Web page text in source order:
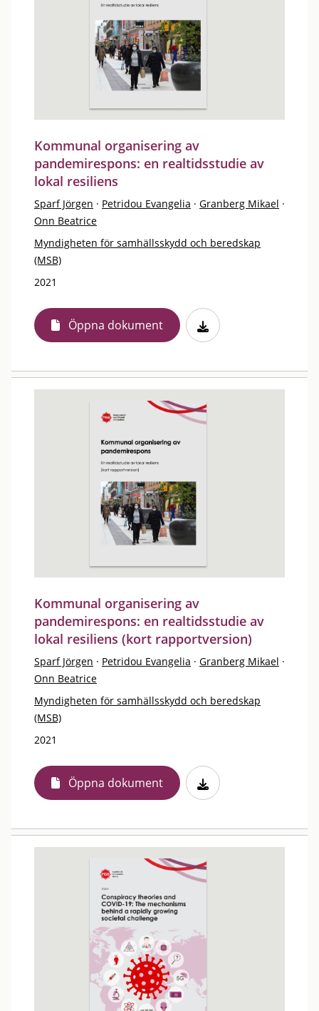
Kommunal organisering av
pandemirespons: en realtidsstudie av
lokal resiliens
Sparf Jörgen · Petridou Evangelia · Granberg Mikael ·
Onn Beatrice
Myndigheten för samhällsskydd och beredskap
(MSB)
2021
Öppna dokument
Kommunal organisering av
pandemirespons: en realtidsstudie av
lokal resiliens (kort rapportversion)
Sparf Jörgen · Petridou Evangelia · Granberg Mikael ·
Onn Beatrice
Myndigheten för samhällsskydd och beredskap
(MSB)
2021
Öppna dokument